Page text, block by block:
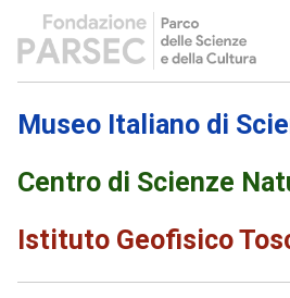
Museo Italiano di
Centro di Scienze
Istituto Geofisico